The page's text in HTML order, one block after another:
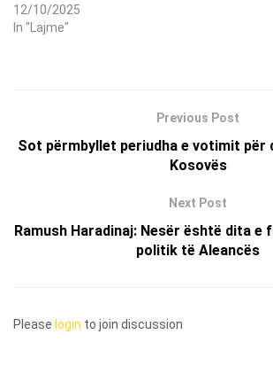
12/10/2025
In "Lajme"
Previous Post
Sot përmbyllet periudha e votimit
Kosovës
Next Post
Ramush Haradinaj: Nesër është dita e
politik të Aleancës
Please login to join discussion